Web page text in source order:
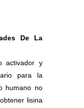
De La
activador y
para la
humano no
lisina